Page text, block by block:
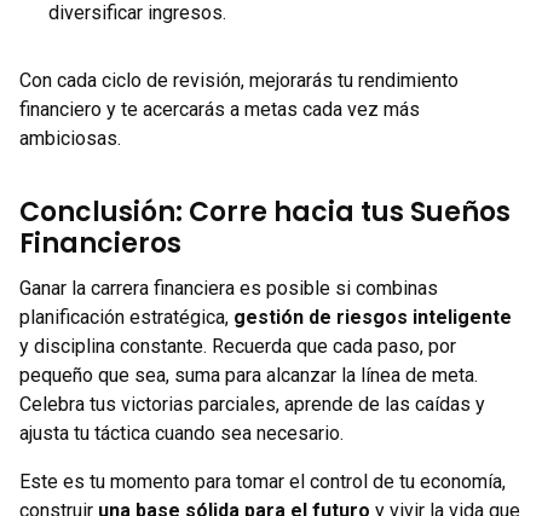
diversificar ingresos.
Con cada ciclo de revisión, mejorarás tu rendimiento
financiero y te acercarás a metas cada vez más
ambiciosas.
Conclusión: Corre hacia tus Sueños
Financieros
Ganar la carrera financiera es posible si combinas
planificación estratégica, gestión de riesgos inteligente
y disciplina constante. Recuerda que cada paso, por
pequeño que sea, suma para alcanzar la línea de meta.
Celebra tus victorias parciales, aprende de las caídas y
ajusta tu táctica cuando sea necesario.
Este es tu momento para tomar el control de tu economía,
construir una base sólida para el futuro y vivir la vida que